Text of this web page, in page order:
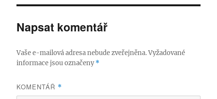
Napsat komentář
Vaše e-mailová adresa nebude zveřejněna. Vyžadované
informace jsou označeny*
KOMENTÁŘ *